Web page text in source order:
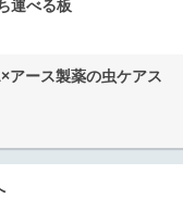
運べる板
アース製薬の虫ケアス